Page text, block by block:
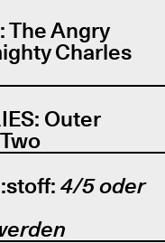
The Angry
Charles
Outer
4/5 oder